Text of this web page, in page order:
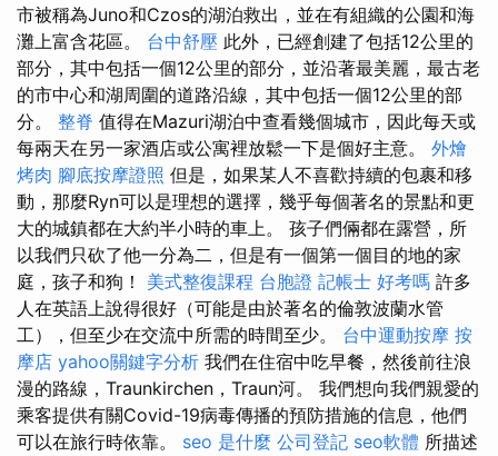
市被稱為Juno和Czos的湖泊救出，並在有組織的公園和海
灘上富含花區。 台中舒壓 此外，已經創建了包括12公里的
部分，其中包括一個12公里的部分，並沿著最美麗，最古老
的市中心和湖周圍的道路沿線，其中包括一個12公里的部
分。 整脊 值得在Mazuri湖泊中查看幾個城市，因此每天或
每兩天在另一家酒店或公寓裡放鬆一下是個好主意。 外燴
烤肉 腳底按摩證照 但是，如果某人不喜歡持續的包裹和移
動，那麼Ryn可以是理想的選擇，幾乎每個著名的景點和更
大的城鎮都在大約半小時的車上。 孩子們倆都在露營，所
以我們只砍了他一分為二，但是有一個第一個目的地的家
庭，孩子和狗！ 美式整復課程 台胞證 記帳士 好考嗎 許多
人在英語上說得很好（可能是由於著名的倫敦波蘭水管
工），但至少在交流中所需的時間至少。 台中運動按摩 按
摩店 yahoo關鍵字分析 我們在住宿中吃早餐，然後前往浪
漫的路線，Traunkirchen，Traun河。 我們想向我們親愛的
乘客提供有關Covid-19病毒傳播的預防措施的信息，他們
可以在旅行時依靠。 seo 是什麼 公司登記 seo軟體 所描述